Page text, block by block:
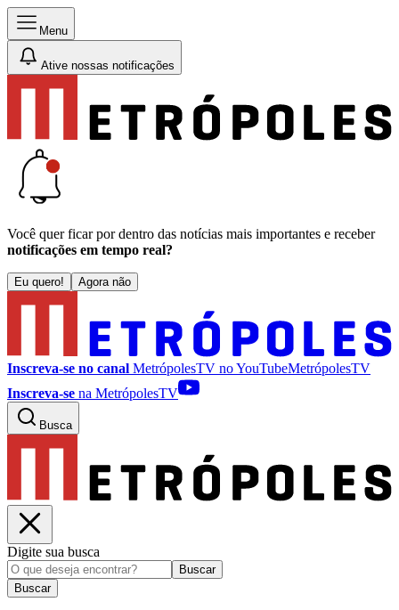
Menu
Ative nossas notificações
Você quer ficar por dentro das notícias mais importantes e receber
notificações em tempo real?
Eu quero! Agora não
Inscreva-se no canal MetrópolesTV noYouTubeMetrópolesTV
Inscreva-se na MetrópolesTV
Busca
Digite sua busca
Buscar
Buscar